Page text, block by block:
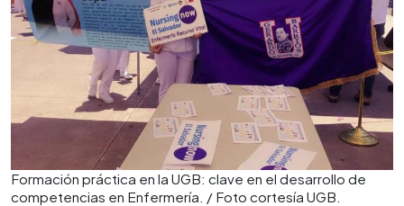
Formación práctica en la UGB: clave en el desarrollo de
competencias en Enfermería. / Foto cortesía UGB.